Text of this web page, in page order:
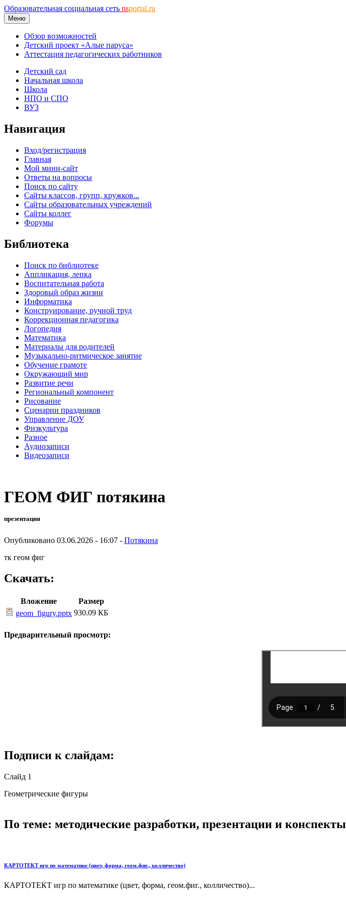
Образовательная социальная сеть nsportal.ru
Меню
Обзор возможностей
Детский проект «Алые паруса»
Аттестация педагогических работников
Детский сад
Начальная школа
Школа
НПО и СПО
ВУЗ
Навигация
Вход/регистрация
Главная
Мой мини-сайт
Ответы на вопросы
Поиск по сайту
Сайты классов, групп, кружков...
Сайты образовательных учреждений
Сайты коллег
Форумы
Библиотека
Поиск по библиотеке
Аппликация, лепка
Воспитательная работа
Здоровый образ жизни
Информатика
Конструирование, ручной труд
Коррекционная педагогика
Логопедия
Математика
Материалы для родителей
Музыкально-ритмическое занятие
Обучение грамоте
Окружающий мир
Развитие речи
Региональный компонент
Рисование
Сценарии праздников
Управление ДОУ
Физкультура
Разное
Аудиозаписи
Видеозаписи
ГЕОМ ФИГ потякина
презентация
Опубликовано 03.06.2026 - 16:07 - Потякина
тк геом фиг
Скачать:
Вложение
Размер
geom_figury.pptx 930.09 КБ
Предварительный просмотр:
Подписи к слайдам:
Слайд 1
Геометрические фигуры
По теме: методические разработки, презентации и конспекты
КАРТОТЕКТ игр по математике (цвет, форма, геом.фиг., колличество)
КАРТОТЕКТ игр по математике (цвет, форма, геом.фиг., колличество)...